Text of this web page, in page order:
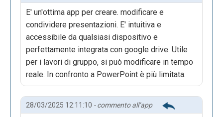
E' un'ottima app per creare. modificare e
condividere presentazioni. E' intuitiva e
accessibile da qualsiasi dispositivo e
perfettamente integrata con google drive. Utile
per i lavori di gruppo, si può modificare in tempo
reale. In confronto a PowerPoint è più limitata.
28/03/2025 12:11:10 - commento all’app